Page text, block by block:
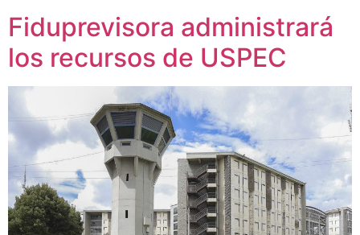
Fiduprevisora administrará
los recursos de USPEC